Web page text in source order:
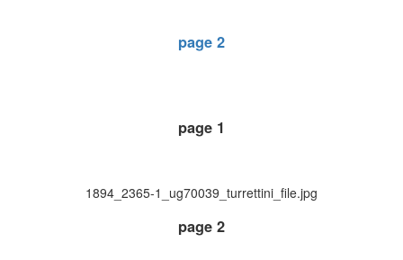
page 2
page 1
1894_2365-1_ug70039_turrettini_file.jpg
page 2